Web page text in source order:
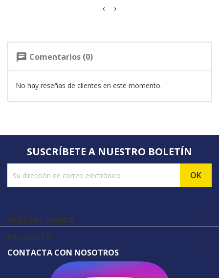
chat Comentarios (0)
No hay reseñas de clientes en este momento.
SUSCRÍBETE A NUESTRO BOLETÍN
NUESTRA TIENDA 
MI CUENTA 
CONTACTA CON NOSOTROS